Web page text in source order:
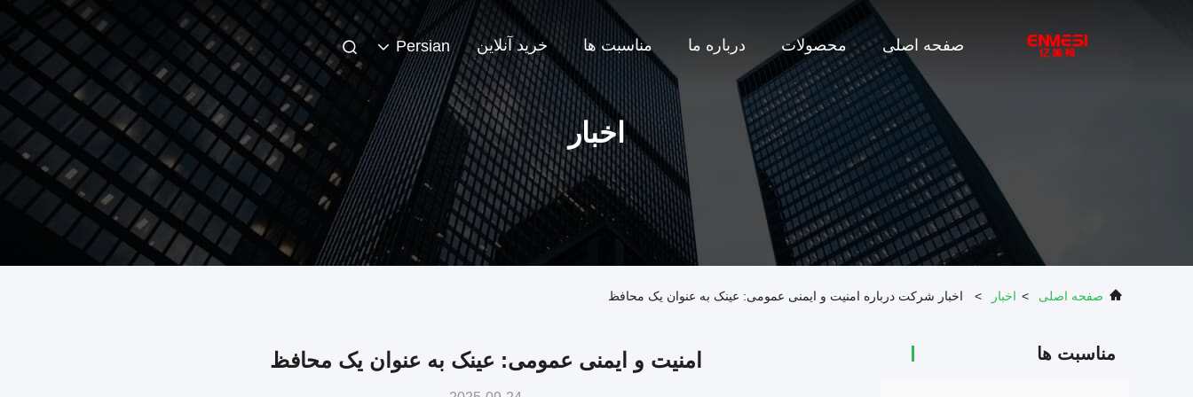
صفحه اصلی محصولات درباره ما مناسبت ها خرید آنلاین Persian
اخبار
صفحه اصلی > اخبار > اخبار شرکت درباره امنیت و ایمنی عمومی: عینک به عنوان یک محافظ
مناسبت ها امنیت و ایمنی عمومی: عینک به عنوان یک محافظ